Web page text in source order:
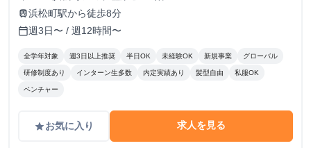
train浜松町駅から徒歩8分
calendar_today週3日〜 / 週12時間〜
全学年対象 週3日以上推奨 半日OK 未経験OK 新規事業 グローバル
研修制度あり インターン生多数 内定実績あり 髪型自由 私服OK
ベンチャー
gradeお気に入り 求人を見る